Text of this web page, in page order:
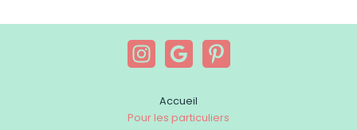
Accueil
Pour les particuliers